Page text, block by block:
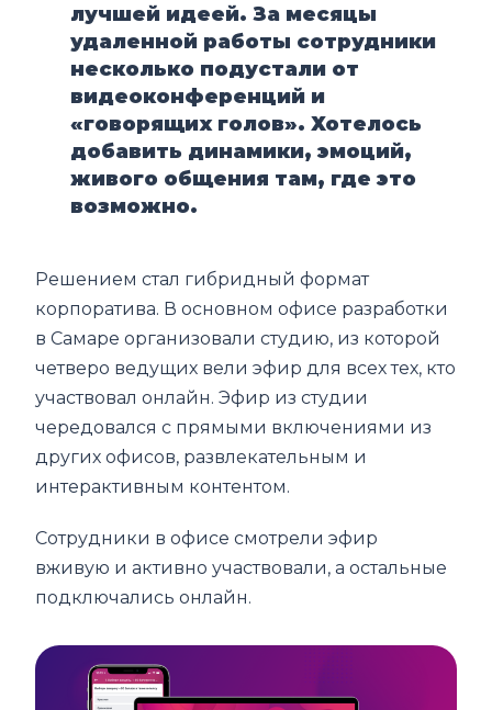
лучшей идеей. За месяцы
удаленной работы сотрудники
несколько подустали от
видеоконференций и
«говорящих голов». Хотелось
добавить динамики, эмоций,
живого общения там, где это
возможно.
Решением стал гибридный формат
корпоратива. В основном офисе разработки
в Самаре организовали студию, из которой
четверо ведущих вели эфир для всех тех, кто
участвовал онлайн. Эфир из студии
чередовался с прямыми включениями из
других офисов, развлекательным и
интерактивным контентом.
Сотрудники в офисе смотрели эфир
вживую и активно участвовали, а остальные
подключались онлайн.